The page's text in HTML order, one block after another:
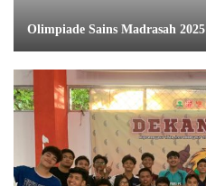
Olimpiade Sains Madrasah 2025